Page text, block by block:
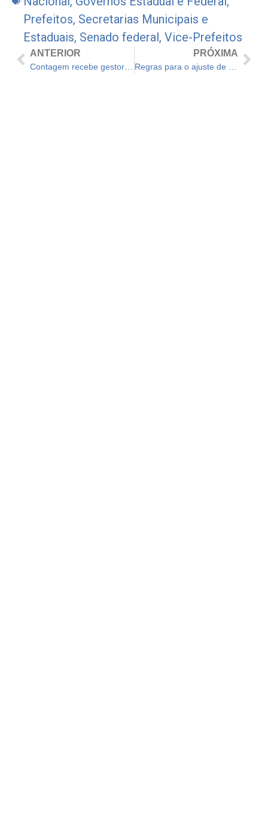
Prefeitos, Secretarias Municipais e
Estaduais, Senado federal, Vice-Prefeitos
ANTERIOR PRÓXIMA